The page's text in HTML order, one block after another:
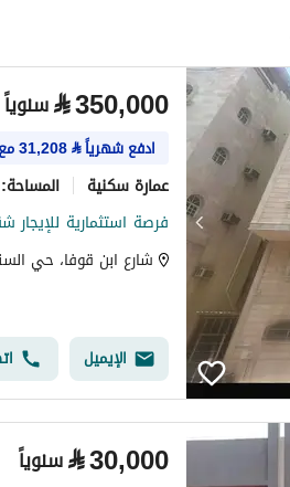
⃁350,000 سنوياً
ادفع شهرياً⃁
31,208مع
عمارة سكنية المساحة:
فرصة استثمارية
شارع ابن قوفا، حي
الإيميل
⃁30,000 سنوياً